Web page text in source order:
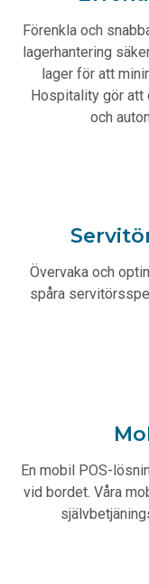
Förenkla och
lagerhantering
lager för att
Hospitality gör att
och
Övervaka och
spåra
En mobil POS-
vid bordet. Våra